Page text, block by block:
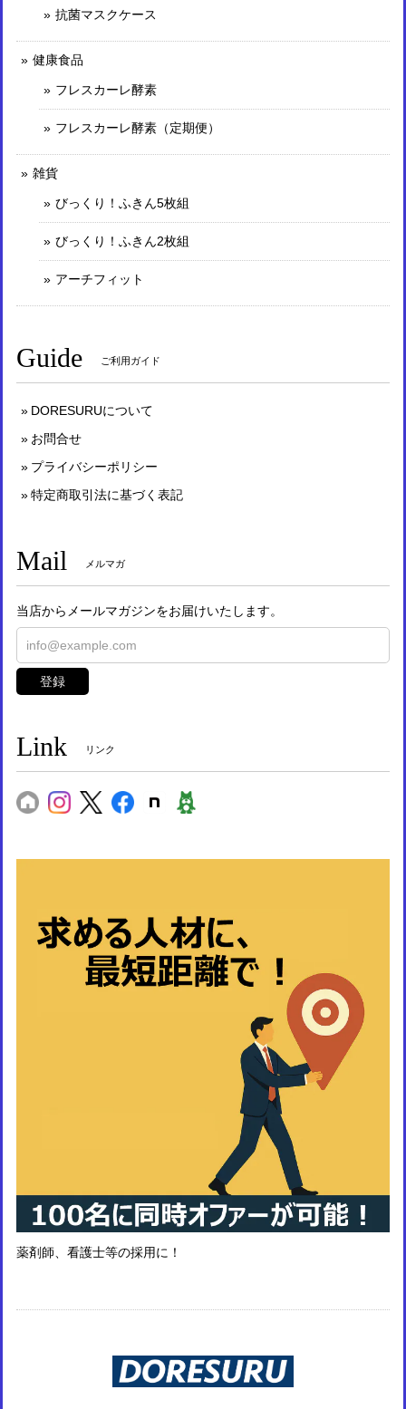
抗菌マスクケース
健康食品
フレスカーレ酵素
フレスカーレ酵素（定期便）
雑貨
びっくり！ふきん5枚組
びっくり！ふきん2枚組
アーチフィット
Guide ご利用ガイド
DORESURUについて
お問合せ
プライバシーポリシー
特定商取引法に基づく表記
Mail メルマガ
当店からメールマガジンをお届けいたします。
登録
Link リンク
薬剤師、看護士等の採用に！